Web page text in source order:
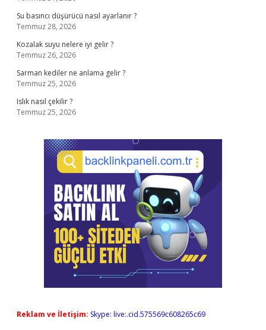
Su basıncı düşürücü nasıl ayarlanır ?
Temmuz 28, 2026
Kozalak suyu nelere iyi gelir ?
Temmuz 26, 2026
Sarman kediler ne anlama gelir ?
Temmuz 25, 2026
Islık nasıl çekilir ?
Temmuz 25, 2026
Reklam ve İletişim: Skype: live:.cid.575569c608265c69